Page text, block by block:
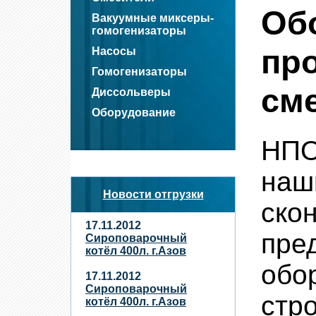
Вакуумные миксеры-
гомогенизаторы
Насосы
Гомогенизаторы
Диссольверы
Оборудование
Новости отгрузки
17.11.2012
Сироповарочный
котёл 400л. г.Азов
17.11.2012
Сироповарочный
котёл 400л. г.Азов